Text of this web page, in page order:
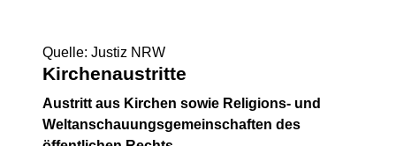
Quelle: Justiz NRW
Kirchenaustritte
Austritt aus Kirchen sowie Religions- und
Weltanschauungsgemeinschaften des